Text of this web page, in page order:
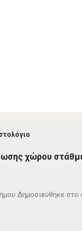
χώρου
Δημοσιεύθηκε στο